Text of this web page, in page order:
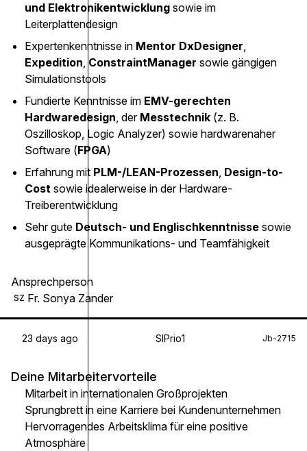
und Elektronikentwicklung sowie im
Leiterplattendesign
Expertenkenntnisse in Mentor DxDesigner,
Expedition, ConstraintManager sowie gängigen
Simulationstools
Fundierte Kenntnisse im EMV-gerechten
Hardwaredesign, der Messtechnik (z. B.
Oszilloskop, Logic Analyzer) sowie hardwarenaher
Software (FPGA)
Erfahrung mit PLM-/LEAN-Prozessen, Design-to-
Cost sowie idealerweise in der Hardware-
Treiberentwicklung
Sehr gute Deutsch- und Englischkenntnisse sowie
ausgeprägte Kommunikations- und Teamfähigkeit
Ansprechperson
SZ Fr. Sonya Zander
23 days ago SIPrio1 Jb-2715
Deine Mitarbeitervorteile
Mitarbeit in internationalen Großprojekten
Sprungbrett in eine Karriere bei Kundenunternehmen
Hervorragendes Arbeitsklima für eine positive
Atmosphäre